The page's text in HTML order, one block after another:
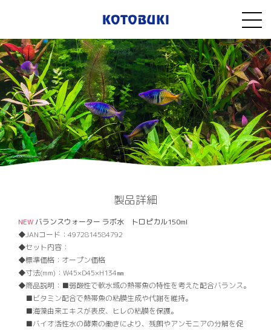
製品詳細
NEW バランスウォーター ラボ水 トロピカル150ml
JANコード： 4972814584792
セット内容：
標準価格： オープン価格
寸法(mm)： W45×D45×H134㎜
商品説明： ■弱酸性で軟水域の熱帯魚の特性を考えた配合バランス。
■ビタミン配合で熱帯魚の粘膜生成や代謝を維持。
■海藻由来エキスが表皮、ヒレの粘膜を保護。
■バイオ活性水の酵素の働きにより、残餌やアンモニアの分解を促